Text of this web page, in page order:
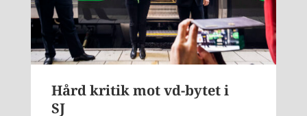
Hård kritik mot vd-bytet i
SJ